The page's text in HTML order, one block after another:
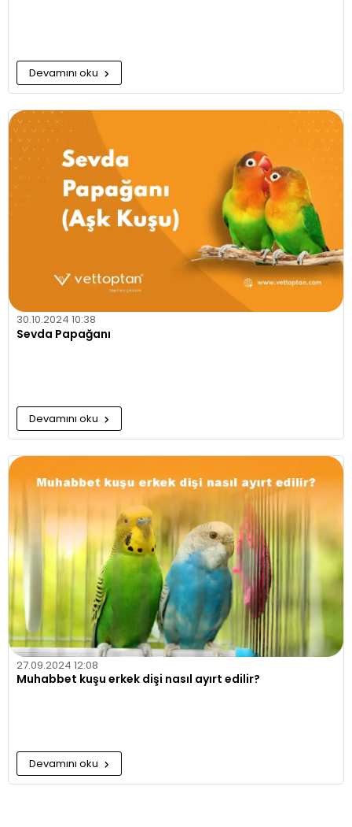
Devamını oku
30.10.2024 10:38
Sevda Papağanı
Devamını oku
27.09.2024 12:08
Muhabbet kuşu erkek dişi nasıl ayırt edilir?
Devamını oku